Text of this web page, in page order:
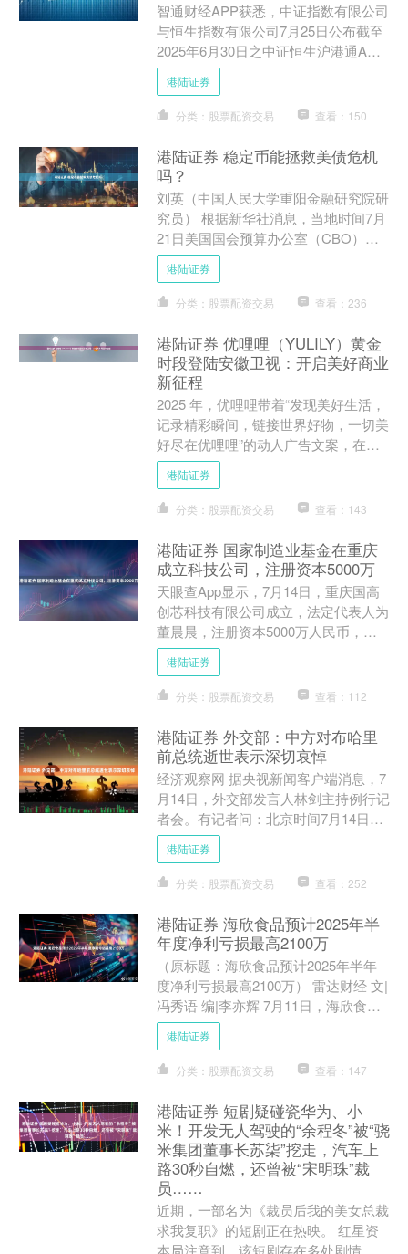
智通财经APP获悉，中证指数有限公司
与恒生指数有限公司7月25日公布截至
2025年6月30日之中证恒生沪港通AH
股精明指数半年度指数检讨结果，将加
入恒瑞医药(6....
港陆证券
分类：股票配资交易 查看：150
港陆证券 稳定币能拯救美债危机
吗？
刘英（中国人民大学重阳金融研究院研
究员） 根据新华社消息，当地时间7月
21日美国国会预算办公室（CBO）预
测，“大而美”法案将在十年内使得美国
赤字增加3.4万亿....
港陆证券
分类：股票配资交易 查看：236
港陆证券 优哩哩（YULILY）黄金
时段登陆安徽卫视：开启美好商业
新征程
2025 年，优哩哩带着“发现美好生活，
记录精彩瞬间，链接世界好物，一切美
好尽在优哩哩”的动人广告文案，在安
徽卫视 11:00 - 12:00 这个黄金时段精
彩....
港陆证券
分类：股票配资交易 查看：143
港陆证券 国家制造业基金在重庆
成立科技公司，注册资本5000万
天眼查App显示，7月14日，重庆国高
创芯科技有限公司成立，法定代表人为
董晨晨，注册资本5000万人民币，经
营范围包括软件开发、软件销售、先进
电力电子装置销售、....
港陆证券
分类：股票配资交易 查看：112
港陆证券 外交部：中方对布哈里
前总统逝世表示深切哀悼
经济观察网 据央视新闻客户端消息，7
月14日，外交部发言人林剑主持例行记
者会。有记者问：北京时间7月14日凌
晨，尼日利亚总统提努布通过其特别顾
问发表声明说，尼日....
港陆证券
分类：股票配资交易 查看：252
港陆证券 海欣食品预计2025年半
年度净利亏损最高2100万
（原标题：海欣食品预计2025年半年
度净利亏损最高2100万） 雷达财经 文|
冯秀语 编|李亦辉 7月11日，海欣食品
公告，公司预计2025年半年度归属于
上市公....
港陆证券
分类：股票配资交易 查看：147
港陆证券 短剧疑碰瓷华为、小
米！开发无人驾驶的“余程冬”被“骁
米集团董事长苏柒”挖走，汽车上
路30秒自燃，还曾被“宋明珠”裁
员……
近期，一部名为《裁员后我的美女总裁
求我复职》的短剧正在热映。 红星资
本局注意到，该短剧存在多处剧情、人